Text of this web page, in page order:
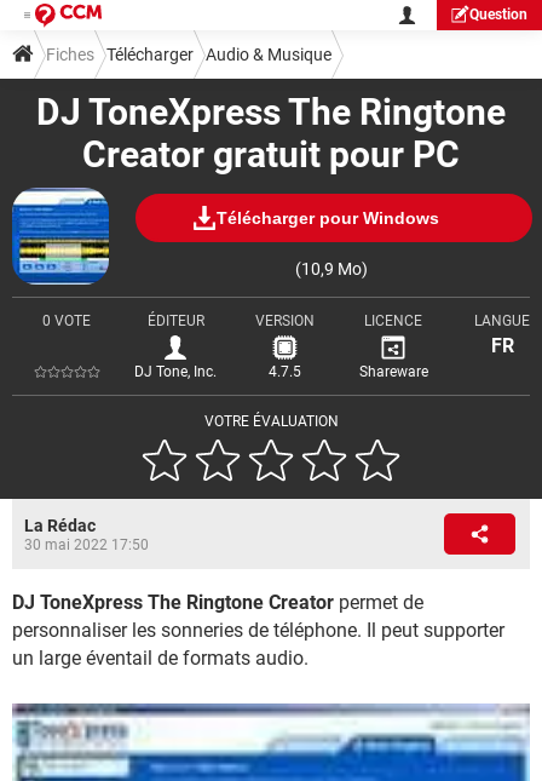
Question
DJ ToneXpress The Ringtone
Creator gratuit pour PC
Télécharger pour Windows
(10,9 Mo)
VOTRE ÉVALUATION
0 VOTE ÉDITEUR
DJ Tone, Inc.
VERSION
4.7.5
LICENCE
Shareware
LANGUE
FR
Fiches Télécharger Audio & Musique
La Rédac
30 mai 2022 17:50
DJ ToneXpress The Ringtone Creator permet de
personnaliser les sonneries de téléphone. Il peut supporter
un large éventail de formats audio.